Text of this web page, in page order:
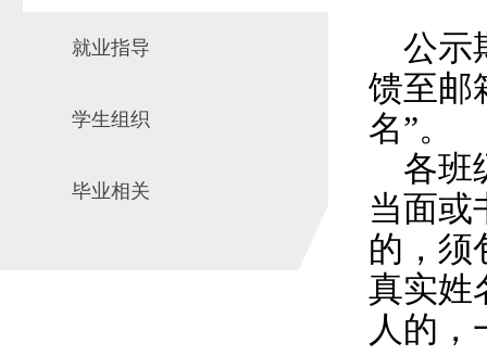
就业指导
学生组织
毕业相关
公示
馈至邮
名”。
各班
当面或
的，须
真实姓
人的